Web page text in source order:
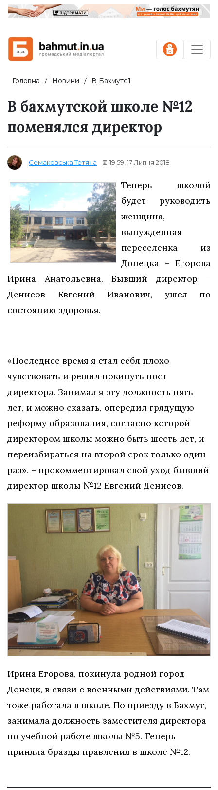
Головна Новини В Бахмуте1
В бахмутской школе №12
поменялся директор
Семаковська Тетяна 19:59, 17 Липня 2018
Теперь школой
будет руководить
женщина,
вынужденная
переселенка из
Донецка – Егорова
Ирина Анатольевна. Бывший директор –
Денисов Евгений Иванович, ушел по
состоянию здоровья.
«Последнее время я стал себя плохо
чувствовать и решил покинуть пост
директора. Занимал я эту должность пять
лет, и можно сказать, опередил грядущую
реформу образования, согласно которой
директором школы можно быть шесть лет, и
переизбираться на второй срок только один
раз», – прокомментировал свой уход бывший
директор школы №12 Евгений Денисов.
Ирина Егорова, покинула родной город
Донецк, в связи с военными действиями. Там
тоже работала в школе. По приезду в Бахмут,
занимала должность заместителя директора
по учебной работе школы №5. Теперь
приняла бразды правления в школе №12.